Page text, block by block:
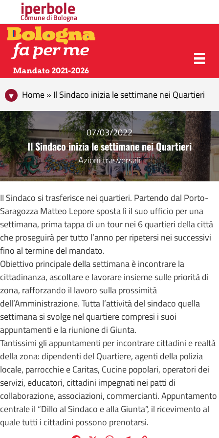
iperbole
Comune di Bologna
Home » Il Sindaco inizia le settimane nei Quartieri
07/03/2022
Il Sindaco inizia le settimane nei Quartieri
Azioni trasversali
II Sindaco si trasferisce nei quartieri. Partendo dal Porto-
Saragozza Matteo Lepore sposta lì il suo ufficio per una
settimana, prima tappa di un tour nei 6 quartieri della città
che proseguirà per tutto l’anno per ripetersi nei successivi
fino al termine del mandato.
Obiettivo principale della settimana è incontrare la
cittadinanza, ascoltare e lavorare insieme sulle priorità di
zona, rafforzando il lavoro sulla prossimità
dell’Amministrazione. Tutta l’attività del sindaco quella
settimana si svolge nel quartiere compresi i suoi
appuntamenti e la riunione di Giunta.
Tantissimi gli appuntamenti per incontrare cittadini e realtà
della zona: dipendenti del Quartiere, agenti della polizia
locale, parrocchie e Caritas, Cucine popolari, operatori dei
servizi, educatori, cittadini impegnati nei patti di
collaborazione, associazioni, commercianti. Appuntamento
centrale il “Dillo al Sindaco e alla Giunta”, il ricevimento al
quale tutti i cittadini possono prenotarsi.